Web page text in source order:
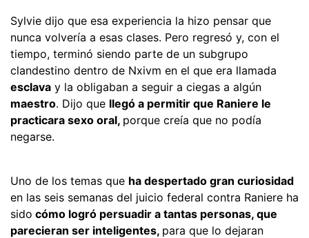
Sylvie dijo que esa experiencia la hizo pensar que
nunca volvería a esas clases. Pero regresó y, con el
tiempo, terminó siendo parte de un subgrupo
clandestino dentro de Nxivm en el que era llamada
esclava  y la obligaban a seguir a ciegas a algún
maestro. Dijo que llegó a permitir que Raniere le
practicara sexo oral, porque creía que no podía
negarse.
Uno de los temas que ha despertado gran curiosidad
en las seis semanas del juicio federal contra Raniere ha
sido cómo logró persuadir a tantas personas, que
parecieran ser inteligentes, para que lo dejaran